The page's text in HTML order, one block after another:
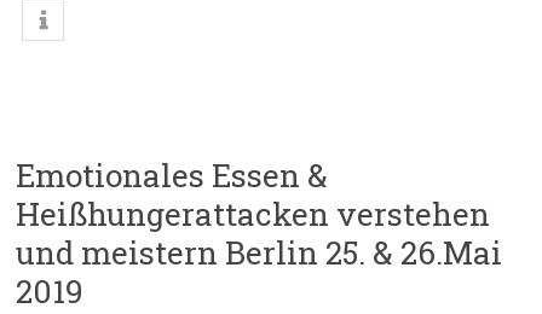
Emotionales Essen &
Heißhungerattacken verstehen
und meistern Berlin 25. & 26.Mai
2019